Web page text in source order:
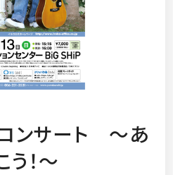
ンサート ～あ
！～